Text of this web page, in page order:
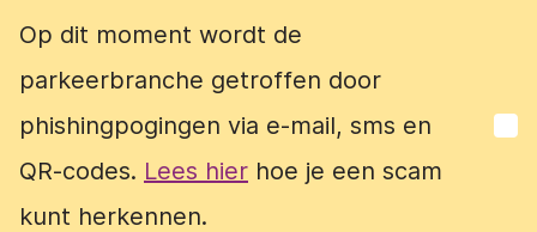
Op dit moment wordt de
parkeerbranche getroffen door
phishingpogingen via e-mail, sms en
QR-codes. Lees hier hoe je een scam
kunt herkennen.
Op dit moment wordt de
parkeerbranche getroffen door
phishingpogingen via e-mail, sms en
QR-codes. Lees hier hoe je een scam
kunt herkennen.